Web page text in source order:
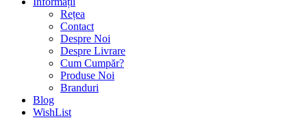
Rețea
Contact
Despre Noi
Despre Livrare
Cum Cumpăr?
Produse Noi
Branduri
Blog
WishList